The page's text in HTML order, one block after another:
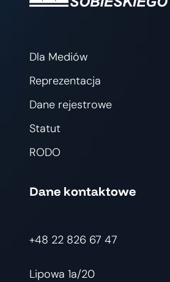
Dla Mediów
Reprezentacja
Dane rejestrowe
Statut
RODO
Dane kontaktowe
+48 22 826 67 47
Lipowa 1a/20